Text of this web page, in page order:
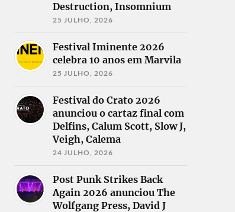
Destruction, Insomnium
25 JULHO, 2026
Festival Iminente 2026
celebra 10 anos em Marvila
25 JULHO, 2026
Festival do Crato 2026
anunciou o cartaz final com
Delfins, Calum Scott, Slow J,
Veigh, Calema
24 JULHO, 2026
Post Punk Strikes Back
Again 2026 anunciou The
Wolfgang Press, David J